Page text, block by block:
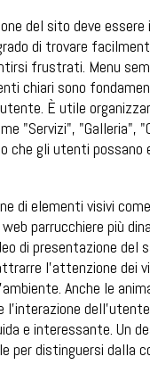
del sito deve
di trovare
frustrati. Menu
chiari sono
È utile
"Servizi", "Galleria",
che gli utenti possano
di elementi visivi
parrucchiere più
di presentazione del
l'attenzione dei
Anche le
l'interazione
e interessante. Un
per distinguersi dalla